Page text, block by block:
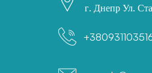
г. Днепр Ул.